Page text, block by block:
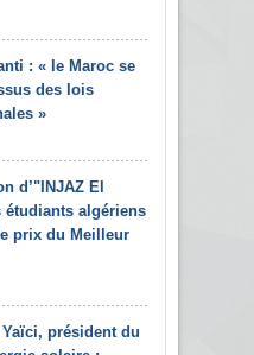
: « le Maroc se
des lois
»
d’"INJAZ El
étudiants algériens
prix du Meilleur
président du